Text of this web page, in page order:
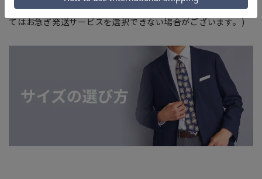
急ぎ発送のご注文につきましても、ご注文のタイミングによっ
てはお急ぎ発送サービスを選択できない場合がございます。)